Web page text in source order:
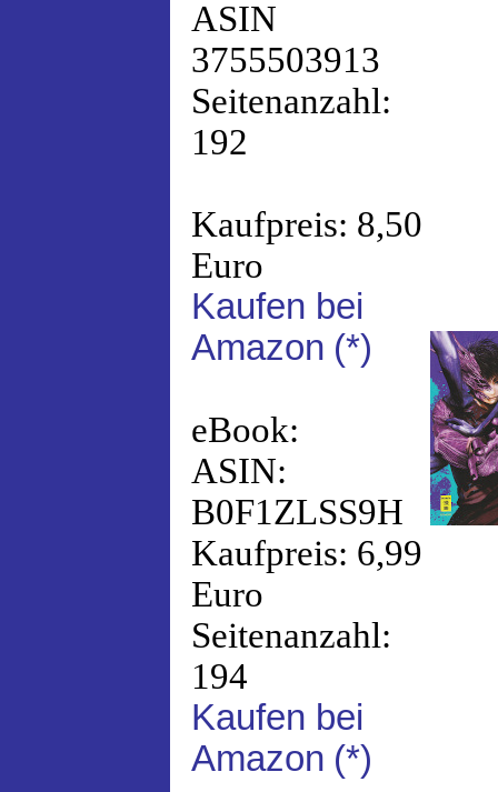
ASIN
3755503913
Seitenanzahl:
192
Kaufpreis: 8,50
Euro
Kaufen bei
Amazon (*)
eBook:
ASIN:
B0F1ZLSS9H
Kaufpreis: 6,99
Euro
Seitenanzahl:
194
Kaufen bei
Amazon (*)